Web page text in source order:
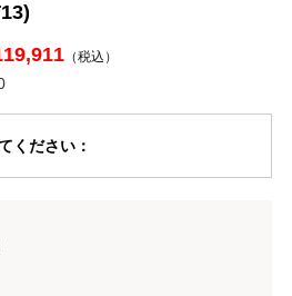
（税込）
ください：